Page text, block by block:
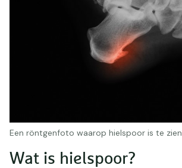
Wat is hielspoor?
Een röntgenfoto waarop hielspoor is te zien